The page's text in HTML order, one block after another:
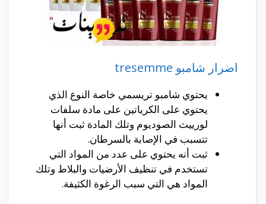
اضرار شامبو tresemme
يحتوي شامبو تريسمي خاصة النوع الذي
يحتوي على الكرياتين على مادة سلفات
لورييث الصوديوم وتلك المادة ثبت أنها
تتسبب في الإصابة بالسرطان.
ثبت أنه يحتوي على عدد من المواد التي
تستخدم في تنظيف الأرضيات والبلاط وتلك
المواد هي التي سبب الرغوة الكثيفة.